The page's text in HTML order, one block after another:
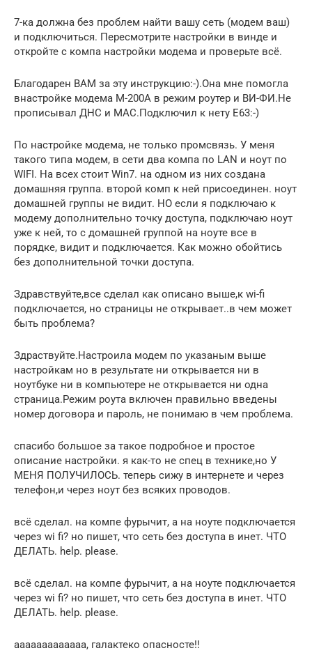
7-ка должна без проблем найти вашу сеть (модем ваш)
и подключиться. Пересмотрите настройки в винде и
откройте с компа настройки модема и проверьте всё.
Благодарен ВАМ за эту инструкцию:-).Она мне помогла
внастройке модема М-200А в режим роутер и ВИ-ФИ.Не
прописывал ДНС и МАС.Подключил к нету Е63:-)
По настройке модема, не только промсвязь. У меня
такого типа модем, в сети два компа по LAN и ноут по
WIFI. На всех стоит Win7. на одном из них создана
домашняя группа. второй комп к ней присоединен. ноут
домашней группы не видит. НО если я подключаю к
модему дополнительно точку доступа, подключаю ноут
уже к ней, то с домашней группой на ноуте все в
порядке, видит и подключается. Как можно обойтись
без дополнительной точки доступа.
Здравствуйте,все сделал как описано выше,к wi-fi
подключается, но страницы не открывает..в чем может
быть проблема?
Здраствуйте.Настроила модем по указаным выше
настройкам но в результате ни открывается ни в
ноутбуке ни в компьютере не открывается ни одна
страница.Режим роута включен правильно введены
номер договора и пароль, не понимаю в чем проблема.
спасибо большое за такое подробное и простое
описание настройки. я как-то не спец в технике,но У
МЕНЯ ПОЛУЧИЛОСЬ. теперь сижу в интернете и через
телефон,и через ноут без всяких проводов.
всё сделал. на компе фурычит, а на ноуте подключается
через wi fi? но пишет, что сеть без доступа в инет. ЧТО
ДЕЛАТЬ. help. please.
всё сделал. на компе фурычит, а на ноуте подключается
через wi fi? но пишет, что сеть без доступа в инет. ЧТО
ДЕЛАТЬ. help. please.
ааааааааааааа, галактеко опасносте!!